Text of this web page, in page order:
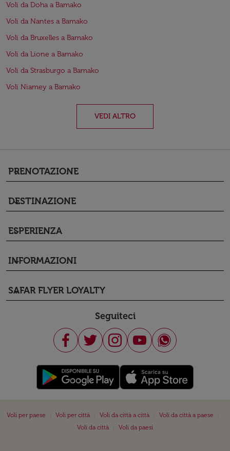
Voli da Doha a Bamako
Voli da Nantes a Bamako
Voli da Bruxelles a Bamako
Voli da Lione a Bamako
Voli da Strasburgo a Bamako
Voli Niamey a Bamako
VEDI ALTRO
PRENOTAZIONE
keyboard_arrow_down
DESTINAZIONE
keyboard_arrow_down
ESPERIENZA
keyboard_arrow_down
INFORMAZIONI
keyboard_arrow_down
SAFAR FLYER LOYALTY
keyboard_arrow_down
Seguiteci
Voli per paese Voli per città Voli da città a città Voli da città a paese
Voli da città
Voli da paesi